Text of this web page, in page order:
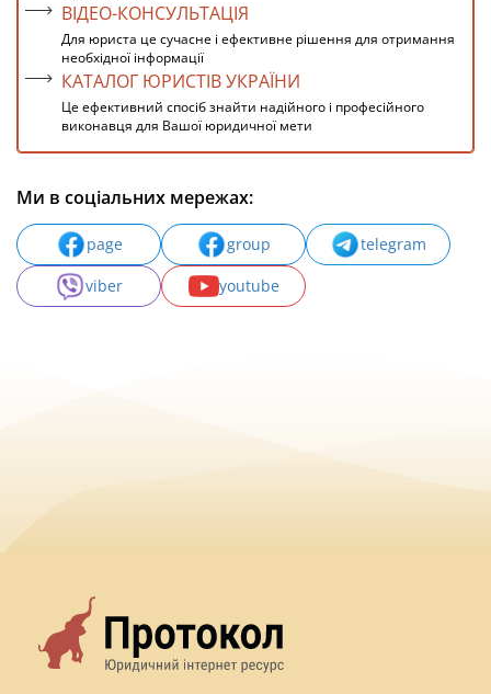
ВІДЕО-КОНСУЛЬТАЦІЯ
Для юриста це сучасне і ефективне рішення для отримання
необхідної інформації
КАТАЛОГ ЮРИСТІВ УКРАЇНИ
Це ефективний спосіб знайти надійного і професійного
виконавця для Вашої юридичної мети
Ми в соціальних мережах:
page group
telegram
viber
youtube